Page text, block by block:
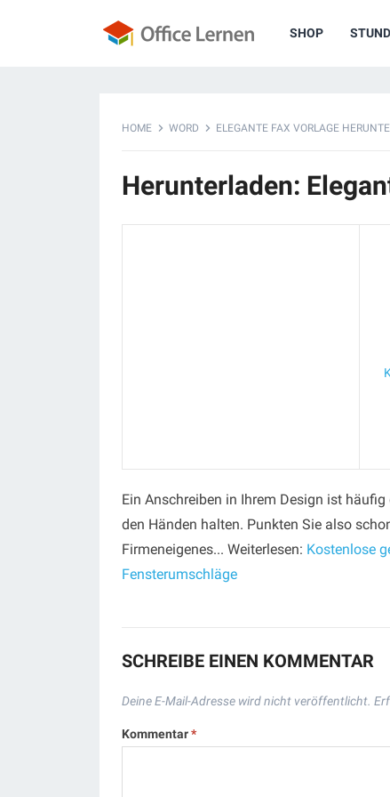
SHOP
HOME WORD ELEGANTE FAX VORLAGE
Herunterladen:
Ein Anschreiben in Ihrem Design ist
den Händen halten. Punkten Sie also
Firmeneigenes... Weiterlesen: Kostenlose
Fensterumschläge
SCHREIBE EINEN KOMMENTAR
Deine E-Mail-Adresse wird nicht veröffentlicht.
Kommentar*